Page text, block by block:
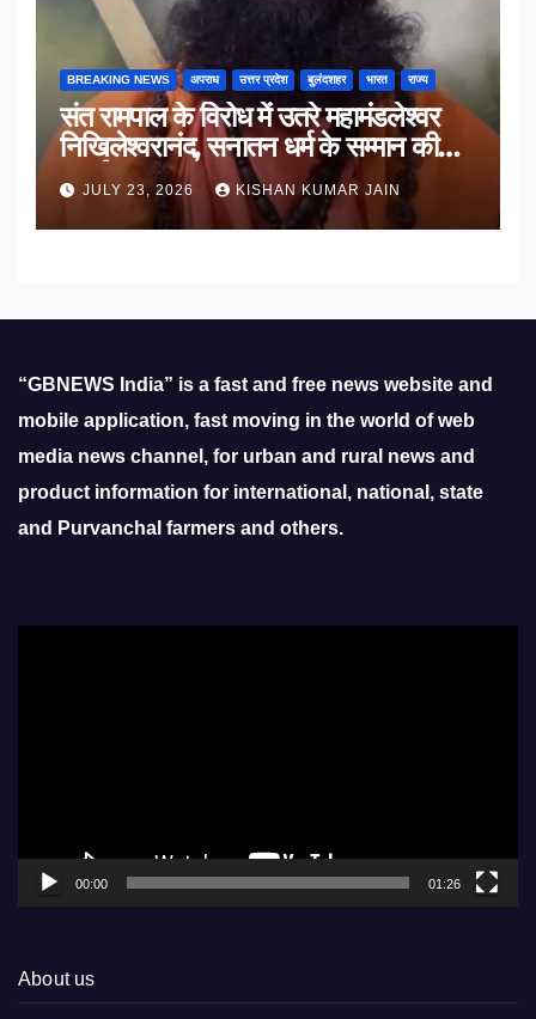
BREAKING NEWS अपराध उत्तर प्रदेश बुलंदशहर भारत राज्य
संत रामपाल के विरोध में उतरे महामंडलेश्वर
निखिलेश्वरानंद, सनातन धर्म के सम्मान की
उठाई मांग
JULY 23, 2026 KISHAN KUMAR JAIN
“GBNEWS India” is a fast and free news website and
mobile application, fast moving in the world of web
media news channel, for urban and rural news and
product information for international, national, state
and Purvanchal farmers and others.
00:00 01:26
About us